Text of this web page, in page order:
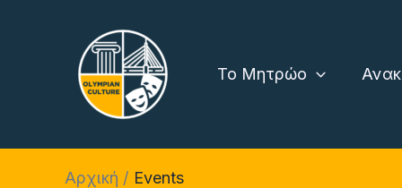
περιεχόμενο
Το Μητρώο
Αρχική Events